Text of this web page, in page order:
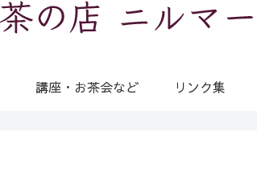
講座・お茶会など リンク集